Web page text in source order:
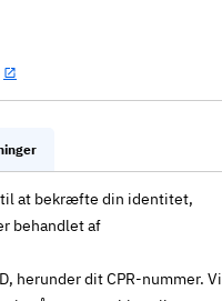
til at bekræfte din identitet,
behandlet af
herunder dit CPR-nummer. Vi